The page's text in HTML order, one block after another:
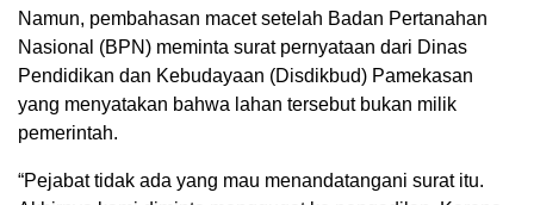
Namun, pembahasan macet setelah Badan Pertanahan
Nasional (BPN) meminta surat pernyataan dari Dinas
Pendidikan dan Kebudayaan (Disdikbud) Pamekasan
yang menyatakan bahwa lahan tersebut bukan milik
pemerintah.
“Pejabat tidak ada yang mau menandatangani surat itu.